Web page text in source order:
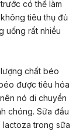
có thể làm
tiêu thụ đủ
uống rất nhiều
chất béo
được tiêu hóa
nó di chuyển
chóng. Sữa đầu
lactoza trong sữa